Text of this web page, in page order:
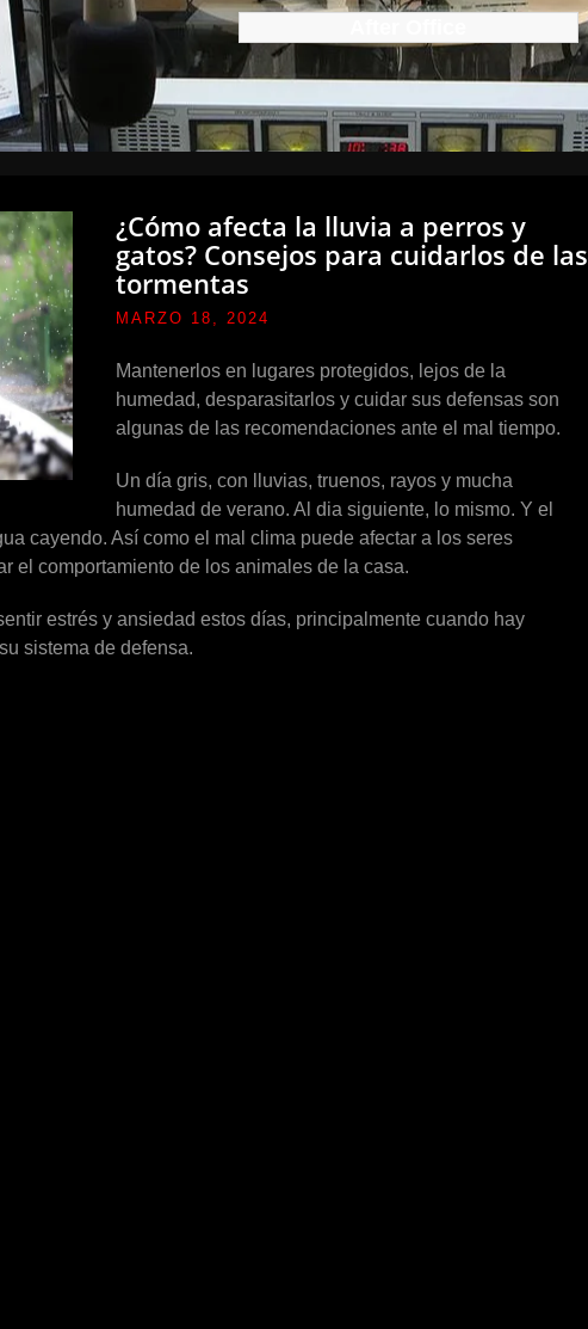
¿Cómo afecta la lluvia a perros y
gatos? Consejos para cuidarlos de las
tormentas
MARZO 18, 2024
Mantenerlos en lugares protegidos, lejos de la
humedad, desparasitarlos y cuidar sus defensas son
algunas de las recomendaciones ante el mal tiempo.
Un día gris, con lluvias, truenos, rayos y mucha
humedad de verano. Al dia siguiente, lo mismo. Y el
cayendo. Así como el mal clima puede afectar a los seres
el comportamiento de los animales de la casa.
estrés y ansiedad estos días, principalmente cuando hay
sistema de defensa.